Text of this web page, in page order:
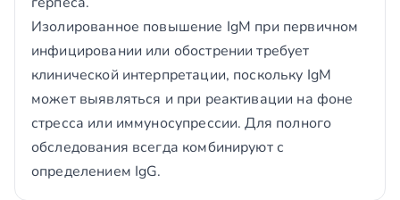
Изолированное повышение IgM при первичном
инфицировании или обострении требует
клинической интерпретации, поскольку IgM
может выявляться и при реактивации на фоне
стресса или иммуносупрессии. Для полного
обследования всегда комбинируют с
определением IgG.